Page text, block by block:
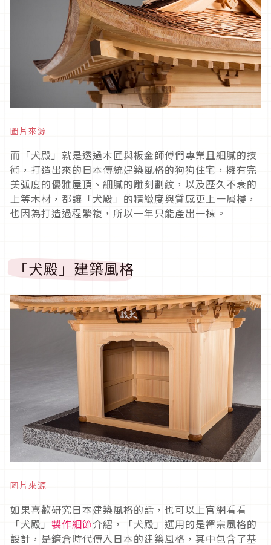
圖片來源
而「犬殿」就是透過木匠與板金師傅們專業且細膩的技
術，打造出來的日本傳統建築風格的狗狗住宅，擁有完
美弧度的優雅屋頂、細膩的雕刻劃紋，以及歷久不衰的
上等木材，都讓「犬殿」的精緻度與質感更上一層樓，
也因為打造過程繁複，所以一年只能產出一棟。
「犬殿」建築風格
圖片來源
如果喜歡研究日本建築風格的話，也可以上官網看看
「犬殿」 製作細節介紹，「犬殿」選用的是禪宗風格的
設計，是鐮倉時代傳入日本的建築風格，其中包含了基